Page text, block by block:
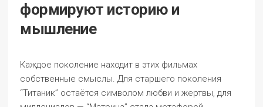
формируют историю и
мышление
Каждое поколение находит в этих фильмах
собственные смыслы. Для старшего поколения
“Титаник” остаётся символом любви и жертвы, для